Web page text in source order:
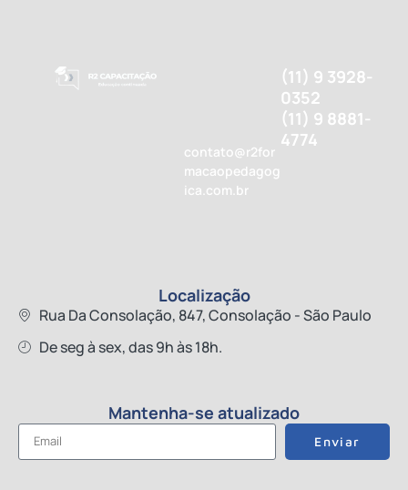
contato@r2for
macaopedagog
ica.com.br
(11) 9 3928-
0352
(11) 9 8881-
4774
Localização
Rua Da Consolação, 847, Consolação - São Paulo
De seg à sex, das 9h às 18h.
Mantenha-se atualizado
Enviar